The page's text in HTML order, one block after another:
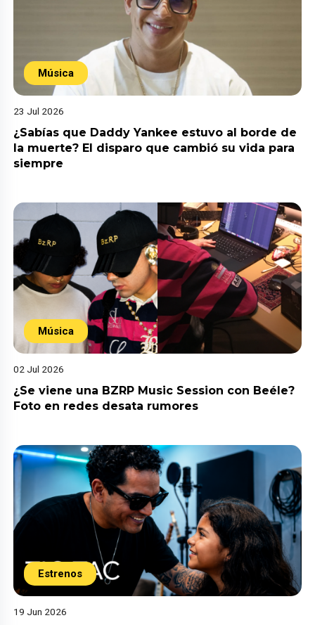
Música
23 Jul 2026
¿Sabías que Daddy Yankee estuvo al borde de
la muerte? El disparo que cambió su vida para
siempre
Música
02 Jul 2026
¿Se viene una BZRP Music Session con Beéle?
Foto en redes desata rumores
Estrenos
19 Jun 2026